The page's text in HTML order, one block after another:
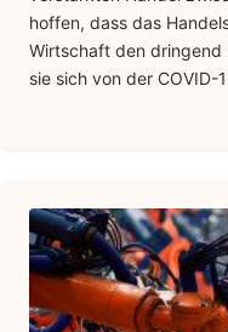
hoffen, dass das
Wirtschaft den
sie sich von der COVID-